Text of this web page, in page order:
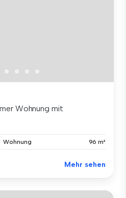
Wohnung mit
Wohnung 96 m²
Mehr sehen